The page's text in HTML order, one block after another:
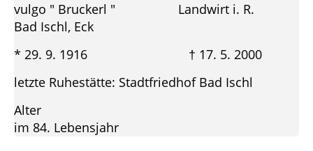
vulgo " Bruckerl " Landwirt i. R.
Bad Ischl, Eck
* 29. 9. 1916 † 17. 5. 2000
letzte Ruhestätte: Stadtfriedhof Bad Ischl
Alter
im 84. Lebensjahr